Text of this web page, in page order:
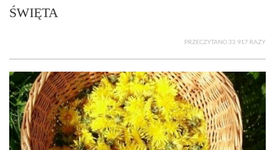
ŚWIĘTA
PRZECZYTANO 33 917 RAZY